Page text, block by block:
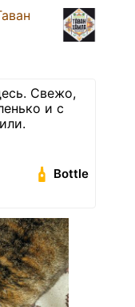
Свежо,
и с
Bottle